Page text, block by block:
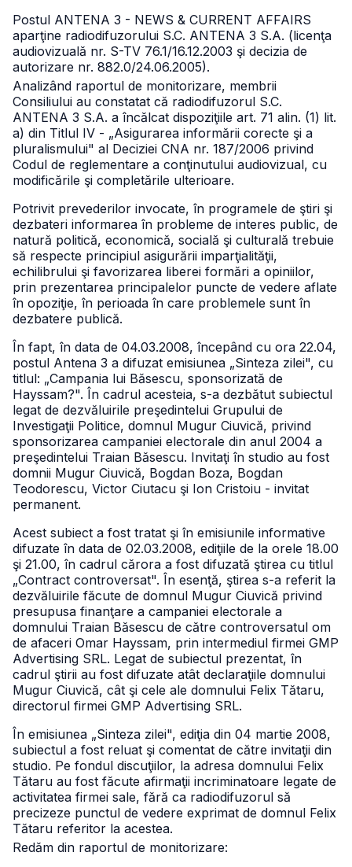
Postul ANTENA 3 - NEWS & CURRENT AFFAIRS
aparţine radiodifuzorului S.C. ANTENA 3 S.A. (licenţa
audiovizuală nr. S-TV 76.1/16.12.2003 şi decizia de
autorizare nr. 882.0/24.06.2005).
Analizând raportul de monitorizare, membrii
Consiliului au constatat că radiodifuzorul S.C.
ANTENA 3 S.A. a încălcat dispoziţiile art. 71 alin. (1) lit.
a) din Titlul IV - „Asigurarea informării corecte şi a
pluralismului" al Deciziei CNA nr. 187/2006 privind
Codul de reglementare a conţinutului audiovizual, cu
modificările şi completările ulterioare.
Potrivit prevederilor invocate, în programele de ştiri şi
dezbateri informarea în probleme de interes public, de
natură politică, economică, socială şi culturală trebuie
să respecte principiul asigurării imparţialităţii,
echilibrului şi favorizarea liberei formări a opiniilor,
prin prezentarea principalelor puncte de vedere aflate
în opoziţie, în perioada în care problemele sunt în
dezbatere publică.
În fapt, în data de 04.03.2008, începând cu ora 22.04,
postul Antena 3 a difuzat emisiunea „Sinteza zilei", cu
titlul: „Campania lui Băsescu, sponsorizată de
Hayssam?". În cadrul acesteia, s-a dezbătut subiectul
legat de dezvăluirile preşedintelui Grupului de
Investigaţii Politice, domnul Mugur Ciuvică, privind
sponsorizarea campaniei electorale din anul 2004 a
preşedintelui Traian Băsescu. Invitaţi în studio au fost
domnii Mugur Ciuvică, Bogdan Boza, Bogdan
Teodorescu, Victor Ciutacu şi Ion Cristoiu - invitat
permanent.
Acest subiect a fost tratat şi în emisiunile informative
difuzate în data de 02.03.2008, ediţiile de la orele 18.00
şi 21.00, în cadrul cărora a fost difuzată ştirea cu titlul
„Contract controversat". În esenţă, ştirea s-a referit la
dezvăluirile făcute de domnul Mugur Ciuvică privind
presupusa finanţare a campaniei electorale a
domnului Traian Băsescu de către controversatul om
de afaceri Omar Hayssam, prin intermediul firmei GMP
Advertising SRL. Legat de subiectul prezentat, în
cadrul ştirii au fost difuzate atât declaraţiile domnului
Mugur Ciuvică, cât şi cele ale domnului Felix Tătaru,
directorul firmei GMP Advertising SRL.
În emisiunea „Sinteza zilei", ediţia din 04 martie 2008,
subiectul a fost reluat şi comentat de către invitaţii din
studio. Pe fondul discuţiilor, la adresa domnului Felix
Tătaru au fost făcute afirmaţii incriminatoare legate de
activitatea firmei sale, fără ca radiodifuzorul să
precizeze punctul de vedere exprimat de domnul Felix
Tătaru referitor la acestea.
Redăm din raportul de monitorizare: